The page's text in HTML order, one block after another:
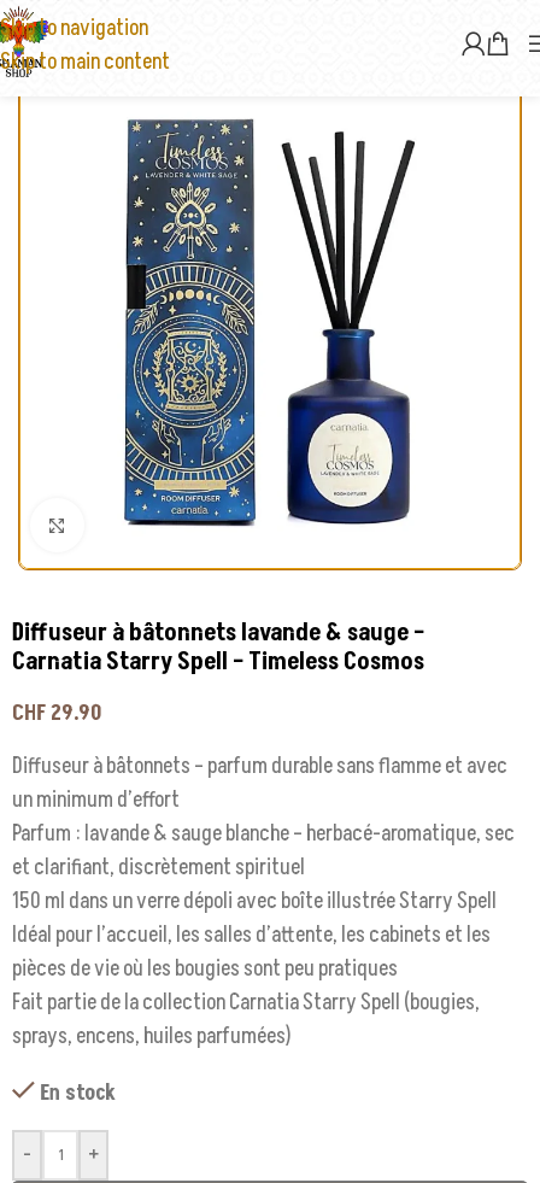
Skip to navigation
Skip to main content
Click to enlarge
Diffuseur à bâtonnets lavande & sauge –
Carnatia Starry Spell – Timeless Cosmos
CHF29.90
Diffuseur à bâtonnets – parfum durable sans flamme et avec
un minimum d’effort
Parfum : lavande & sauge blanche – herbacé-aromatique, sec
et clarifiant, discrètement spirituel
150 ml dans un verre dépoli avec boîte illustrée Starry Spell
Idéal pour l’accueil, les salles d’attente, les cabinets et les
pièces de vie où les bougies sont peu pratiques
Fait partie de la collection Carnatia Starry Spell (bougies,
sprays, encens, huiles parfumées)
En stock
- +